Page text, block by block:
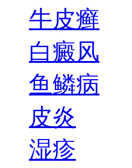
牛皮癣
白癜风
鱼鳞病
皮炎
湿疹